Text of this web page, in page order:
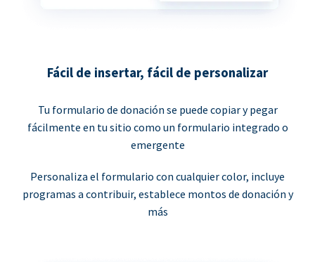
Fácil de insertar, fácil de personalizar
Tu formulario de donación se puede copiar y pegar
fácilmente en tu sitio como un formulario integrado o
emergente
Personaliza el formulario con cualquier color, incluye
programas a contribuir, establece montos de donación y
más